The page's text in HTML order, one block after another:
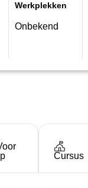
Werkplekken
Onbekend
Cursus